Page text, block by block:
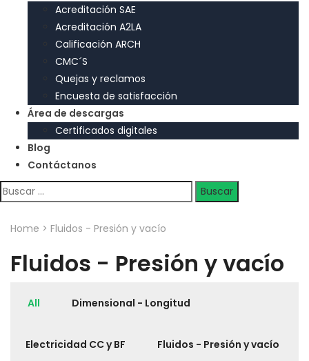
Acreditación SAE
Acreditación A2LA
Calificación ARCH
CMC´S
Quejas y reclamos
Encuesta de satisfacción
Área de descargas
Certificados digitales
Blog
Contáctanos
Buscar:
Home > Fluidos - Presión y vacío
Fluidos - Presión y vacío
All Dimensional - Longitud
Electricidad CC y BF Fluidos - Presión y vacío